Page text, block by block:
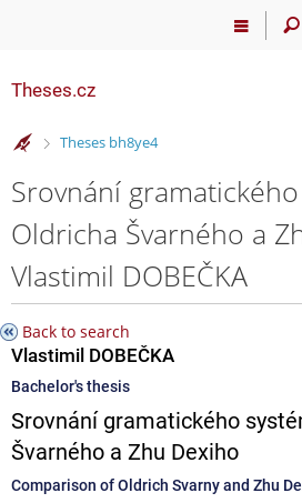
Theses.cz
>
Theses bh8ye4
Srovnání
Oldricha Švarného a
Vlastimil DOBEČKA
Back to search
Vlastimil DOBEČKA
Bachelor's thesis
Srovnání gramatického
Švarného a Zhu Dexiho
Comparison of Oldrich Svarny and Zhu